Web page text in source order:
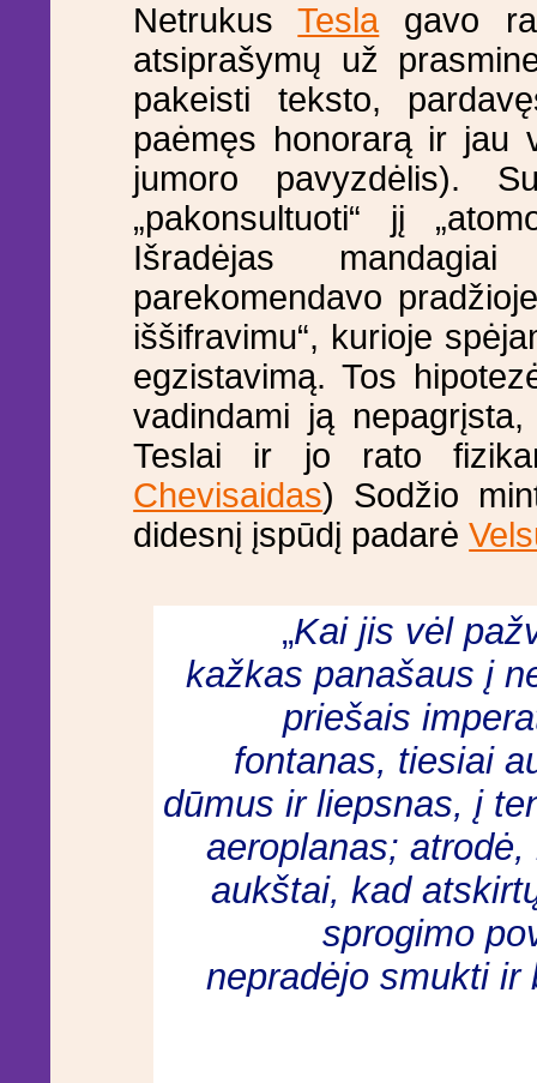
NetrukusTesla gavo
atsiprašymų už
pakeisti teksto,
paėmęs honorarą ir jau
jumoro pavyzdėlis).
„pakonsultuoti“ jį
Išradėjas
parekomendavo
iššifravimu“, kurioje
egzistavimą. Tos
vadindami ją
Teslai ir jo rato
Chevisaidas) Sodžio
didesnį įspūdį padarė
„Kai jis vėl
kažkas panašaus į
priešais
fontanas, tiesiai
dūmus ir liepsnas, į
aeroplanas;
aukštai, kad
sprogimo
nepradėjo smukti ir